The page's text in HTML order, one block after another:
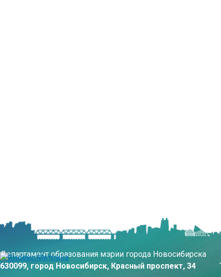
Департамент образования мэрии города Новосибирска
630099, город Новосибирск, Красный проспект, 34